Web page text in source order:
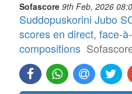
Sofascore 9th Feb, 2026
Suddopuskorini Jubo
scores en direct, face-
compositions